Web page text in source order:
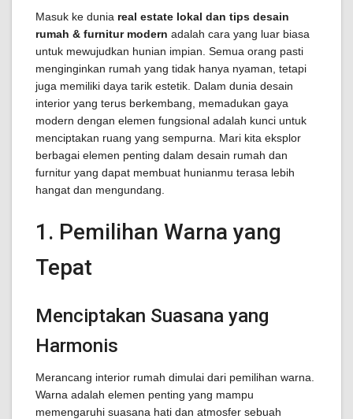
Masuk ke dunia real estate lokal dan tips desain
rumah & furnitur modern adalah cara yang luar biasa
untuk mewujudkan hunian impian. Semua orang pasti
menginginkan rumah yang tidak hanya nyaman, tetapi
juga memiliki daya tarik estetik. Dalam dunia desain
interior yang terus berkembang, memadukan gaya
modern dengan elemen fungsional adalah kunci untuk
menciptakan ruang yang sempurna. Mari kita eksplor
berbagai elemen penting dalam desain rumah dan
furnitur yang dapat membuat hunianmu terasa lebih
hangat dan mengundang.
1. Pemilihan Warna yang
Tepat
Menciptakan Suasana yang
Harmonis
Merancang interior rumah dimulai dari pemilihan warna.
Warna adalah elemen penting yang mampu
memengaruhi suasana hati dan atmosfer sebuah